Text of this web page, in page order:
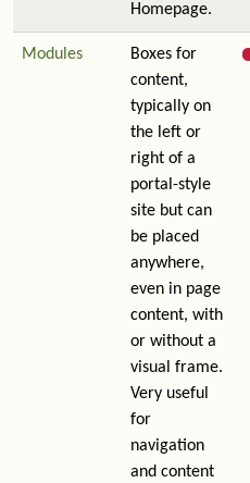
Homepage.
Modules
Boxes for
content,
typically on
the left or
right of a
portal-style
site but can
be placed
anywhere,
even in page
content, with
or without a
visual frame.
Very useful
for
navigation
and content